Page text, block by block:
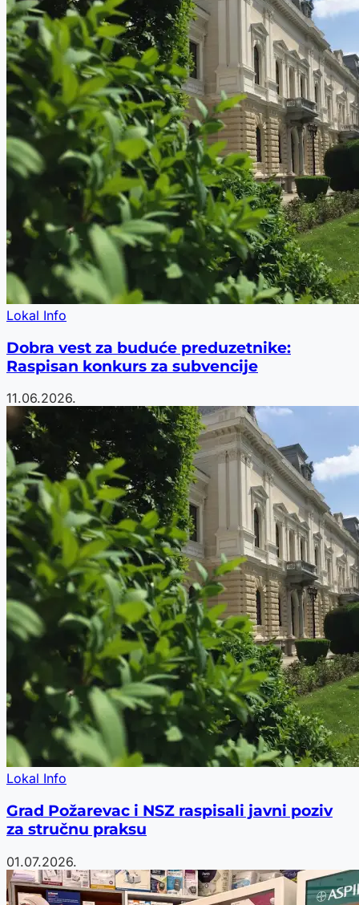
Lokal Info
Dobra vest za buduće preduzetnike:
Raspisan konkurs za subvencije
11.06.2026.
Lokal Info
Grad Požarevac i NSZ raspisali javni poziv
za stručnu praksu
01.07.2026.